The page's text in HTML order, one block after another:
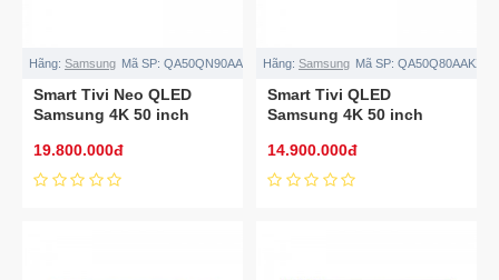
Hãng: Samsung Mã SP: QA50QN90AAKXXV
Smart Tivi Neo QLED
Samsung 4K 50 inch
19.800.000đ
Hãng: Samsung Mã SP: QA50Q80AAKXXV
Smart Tivi QLED
Samsung 4K 50 inch
14.900.000đ